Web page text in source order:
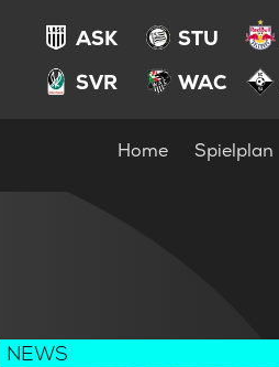
ASK STU
SVR
WAC
Home Spielplan
NEWS